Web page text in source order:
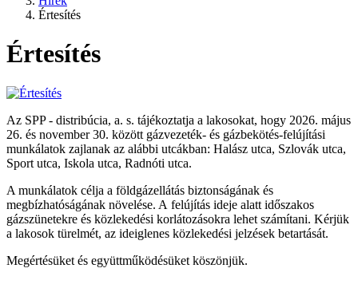
Értesítés
Értesítés
Az SPP - distribúcia, a. s. tájékoztatja a lakosokat, hogy 2026. május
26. és november 30. között gázvezeték- és gázbekötés-felújítási
munkálatok zajlanak az alábbi utcákban: Halász utca, Szlovák utca,
Sport utca, Iskola utca, Radnóti utca.
A munkálatok célja a földgázellátás biztonságának és
megbízhatóságának növelése. A felújítás ideje alatt időszakos
gázszünetekre és közlekedési korlátozásokra lehet számítani. Kérjük
a lakosok türelmét, az ideiglenes közlekedési jelzések betartását.
Megértésüket és együttműködésüket köszönjük.